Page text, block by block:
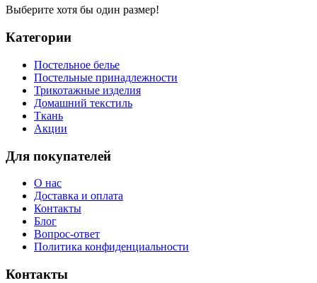
Выберите хотя бы один размер!
Категории
Постельное белье
Постельные принадлежности
Трикотажные изделия
Домашний текстиль
Ткань
Акции
Для покупателей
О нас
Доставка и оплата
Контакты
Блог
Вопрос-ответ
Политика конфиденциальности
Контакты